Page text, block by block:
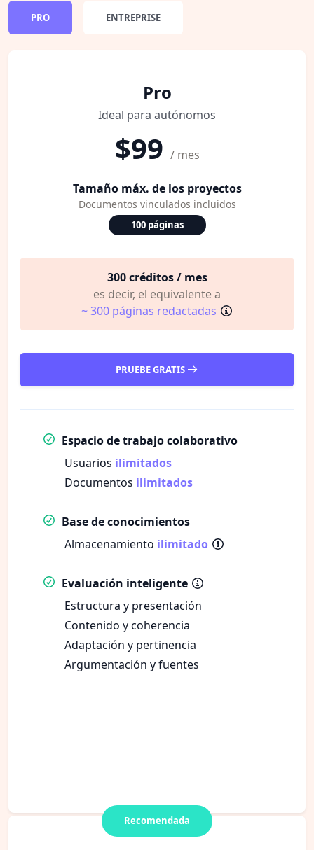
PRO ENTREPRISE
Pro
Ideal para autónomos
$99 / mes
Tamaño máx. de los proyectos
Documentos vinculados incluidos
100 páginas
300 créditos / mes
es decir, el equivalente a
~ 300 páginas redactadas
PRUEBE GRATIS
Espacio de trabajo colaborativo
Usuarios ilimitados
Documentos ilimitados
Base de conocimientos
Almacenamiento ilimitado
Evaluación inteligente
Estructura y presentación
Contenido y coherencia
Adaptación y pertinencia
Argumentación y fuentes
Recomendada